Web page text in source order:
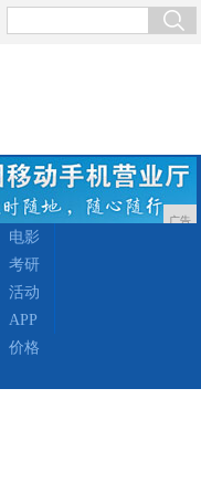
广告
电影
考研
活动
APP
价格